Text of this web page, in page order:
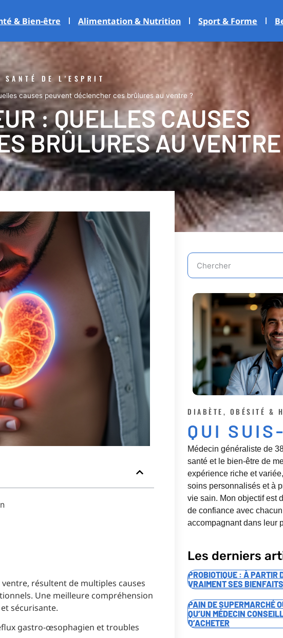
& Bien-être Alimentation & Nutrition Sport & Forme
SANTÉ DE L'ESPRIT
causes peuvent déclencher ces brûlures au ventre ?
: QUELLES CAUSES
BRÛLURES AU
résultent de multiples causes
Une meilleure compréhension
sécurisante.
gastro-œsophagien et troubles
DIABÈTE, OBÉSITÉ &
QUI
Médecin généraliste de
santé et le bien-être de
expérience riche et
soins personnalisés et à
vie sain. Mon objectif est
de confiance avec
accompagnant dans leur
Les derniers
PROBIOTIQUE : À PARTIR
VRAIMENT SES
PAIN DE SUPERMARCHÉ
QU’UN MÉDECIN
D’ACHETER